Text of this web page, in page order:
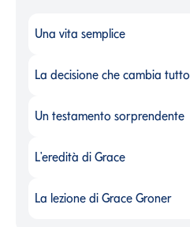
Una vita semplice-
Una vita semplice
La decisione che cambia tutto
La decisione che cambia tutto
Un testamento sorprendente-
Un testamento sorprendente
L'eredità di Grace-
L'eredità di Grace
La lezione di Grace Groner
La lezione di Grace Groner